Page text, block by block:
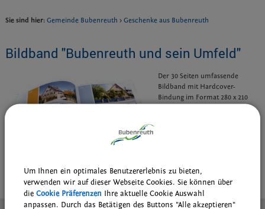
Sie sind hier: Gemeinde Bubenreuth > Geschenke aus Bubenreuth
Bildband "Bubenreuth und sein Umfeld"
Der 30 Seiten umfassende
Bildband mit Hardcover-
Bindung im Format 280 x 210
drucken
Um Ihnen ein optimales Benutzererlebnis zu bieten,
verwenden wir auf dieser Webseite Cookies. Sie können über
die Cookie Präferenzen Ihre aktuelle Cookie Auswahl
anpassen. Durch das Betätigen des Buttons "Alle akzeptieren"